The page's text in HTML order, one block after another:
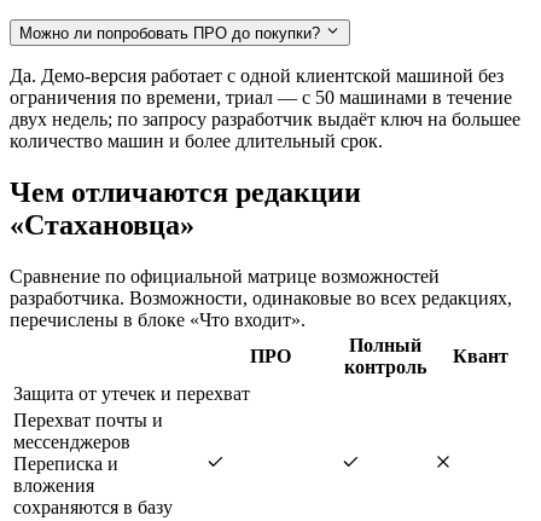
Можно ли попробовать ПРО до покупки?
Да. Демо-версия работает с одной клиентской машиной без
ограничения по времени, триал — с 50 машинами в течение
двух недель; по запросу разработчик выдаёт ключ на большее
количество машин и более длительный срок.
Чем отличаются редакции
«Стахановца»
Сравнение по официальной матрице возможностей
разработчика. Возможности, одинаковые во всех редакциях,
перечислены в блоке «Что входит».
ПРО
Полный
контроль
Квант
Защита от утечек и перехват
Перехват почты и
мессенджеров
Переписка и
вложения
сохраняются в базу